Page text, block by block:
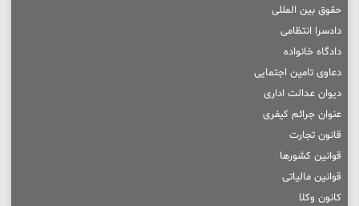
حقوق بین المللی
دادسرا انتظامی
دادگاه خانواده
دعاوی تامین اجتمایی
دیوان عدالت اداری
عنوان جرائم کیفری
قانون تجارت
قوانین کشورها
قوانین مالیاتی
کانون وکلا